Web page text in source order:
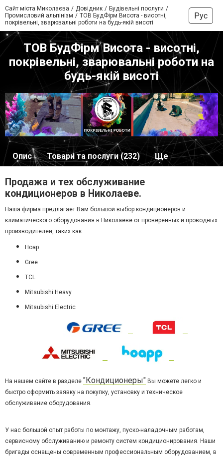
Сайт міста Миколаєва Довідник
Будівельні послуги
Промисловий альпінізм
ТОВ БудФірм Висота - висотні,
покрівельні, зварювальні роботи на будь-якій висоті
Рус
ТОВ БудФірм Висота - висотні,
покрівельні, зварювальні роботи на
будь-якій висоті
Опис Товари та послуги (232) Ще
Продажа и тех обслуживание
кондиционеров в Николаеве.
Наша фирма предлагает Вам большой выбор кондиционеров и
климатического оборудования в Николаеве от проверенных и проводных
производителей, таких как:
Hoap
Gree
TCL
Mitsubishi Heavy
Mitsubishi Electric
На нашем сайте в разделе "Кондиционеры" Вы можете легко и
быстро оформить заявку на покупку, установку и техническое
обслуживание оборудования.
У нас большой опыт работы по монтажу, пуско-наладочным работам,
сервисному обслуживанию и ремонту систем кондиционирования. Наши
бригады оснащены современным профессиональным оборудованием, в